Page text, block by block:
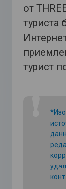
от
туриста
турист